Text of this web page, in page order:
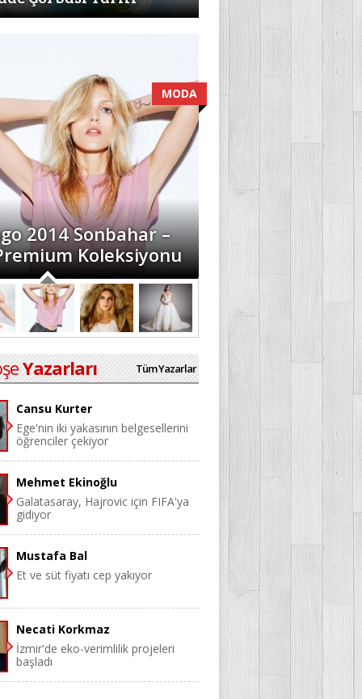
MODA
2014 Sonbahar –
Koleksiyonu
Yazarları Tüm Yazarlar
Cansu Kurter
Ege'nin iki yakasının belgesellerini
öğrenciler çekiyor
Mehmet Ekinoğlu
Galatasaray, Hajrovic için FIFA'ya
gidiyor
Mustafa Bal
Et ve süt fiyatı cep yakıyor
Necati Korkmaz
İzmir'de eko-verimlilik projeleri
başladı